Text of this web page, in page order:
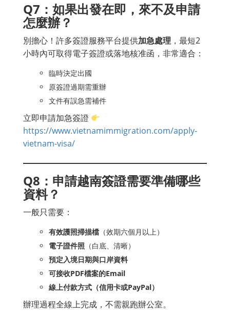
Q7：如果出發在即，來不及申請
怎麼辦？
別擔心！許多簽證服務平台提供加急處理 ，最短2
小時內可取得電子簽證或落地核准函，非常適合：
臨時決定出國
原簽證過期需重辦
文件有誤急需補件
立即申請加急簽證
https://www.vietnamimmigration.com/apply-
vietnam-visa/
Q8：申請越南簽證需要準備哪些
資料？
一般只需要：
有效護照掃描檔 （效期六個月以上）
電子證件照 （白底、清晰）
預定入境日期與口岸資料
可接收PDF檔案的Email
線上付款方式（信用卡或PayPal）
辦理過程全線上完成，不需親跑辦公室。